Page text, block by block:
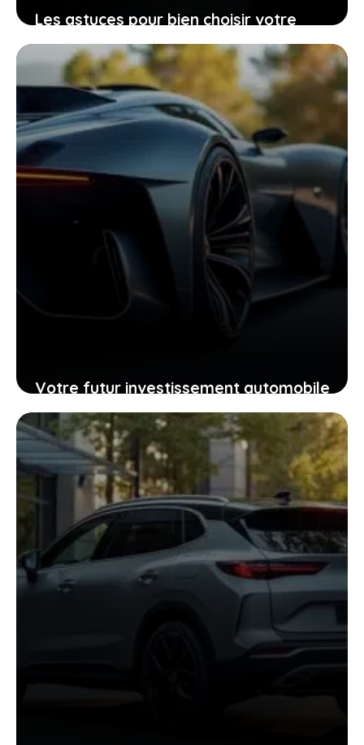
Les astuces pour bien choisir votre
Peugeot 206 d’occasion grâce à sa
fiche technique
25 janvier 2026
Votre futur investissement automobile
: pourquoi la GTR ou la RZ d’Ultima
supercar pourraient vous surprendre
24 janvier 2026